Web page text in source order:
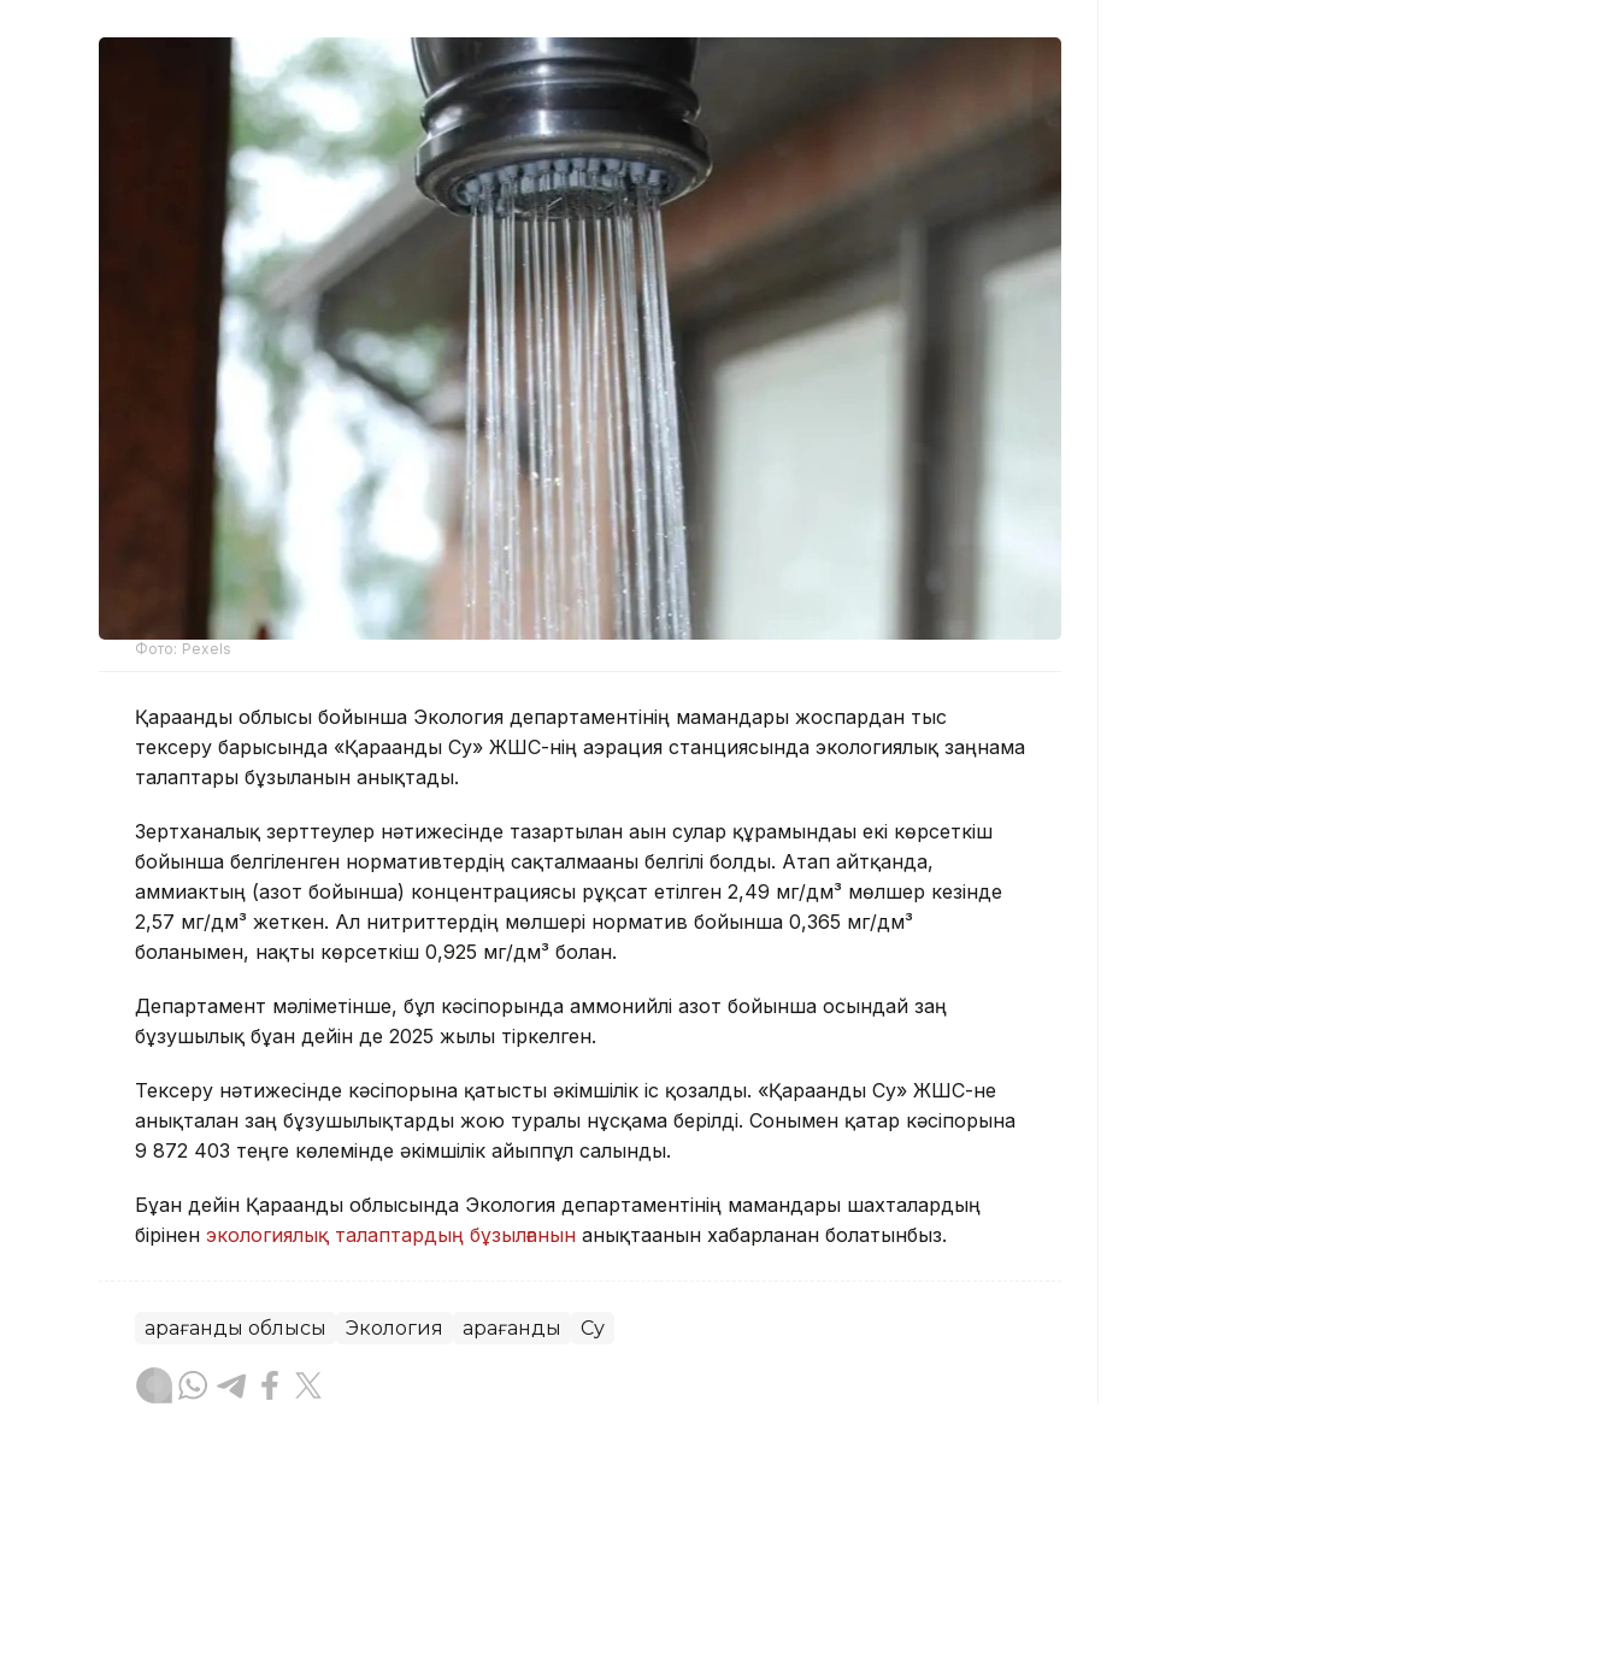
Фото: Pexels
Қарағанды облысы бойынша Экология департаментінің мамандары жоспардан тыс
тексеру барысында «Қарағанды Су» ЖШС-нің аэрация станциясында экологиялық заңнама
талаптары бұзылғанын анықтады.
Зертханалық зерттеулер нәтижесінде тазартылған ағын сулар құрамындағы екі көрсеткіш
бойынша белгіленген нормативтердің сақталмағаны белгілі болды. Атап айтқанда,
аммиактың (азот бойынша) концентрациясы рұқсат етілген 2,49 мг/дм³ мөлшер кезінде
2,57 мг/дм³ жеткен. Ал нитриттердің мөлшері норматив бойынша 0,365 мг/дм³
болғанымен, нақты көрсеткіш 0,925 мг/дм³ болған.
Департамент мәліметінше, бұл кәсіпорында аммонийлі азот бойынша осындай заң
бұзушылық бұған дейін де 2025 жылы тіркелген.
Тексеру нәтижесінде кәсіпорынға қатысты әкімшілік іс қозғалды. «Қарағанды Су» ЖШС-не
анықталған заң бұзушылықтарды жою туралы нұсқама берілді. Сонымен қатар кәсіпорынға
9 872 403 теңге көлемінде әкімшілік айыппұл салынды.
Бұған дейін Қарағанды облысында Экология департаментінің мамандары шахталардың
бірінен экологиялық талаптардың бұзылғанын анықтағанын хабарланған болатынбыз.
Қарағанды облысы Экология Қарағанды Су